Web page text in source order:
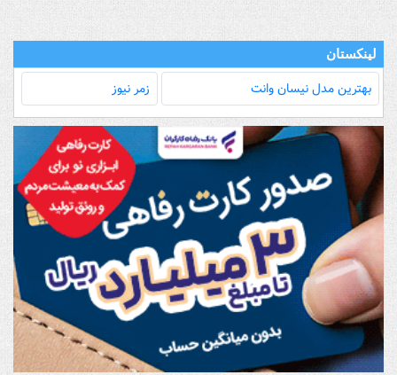
لینکستان
بهترین مدل‌ نیسان وانت زمر نیوز